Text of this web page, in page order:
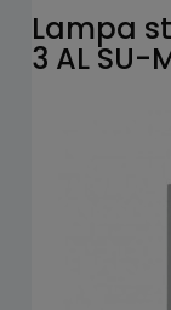
Lampa
3 AL SU-